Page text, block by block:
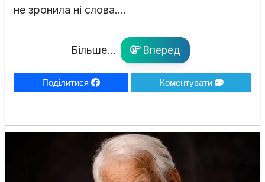
не зронила ні слова….
Більше... Вперед
Поділитися Коментувати